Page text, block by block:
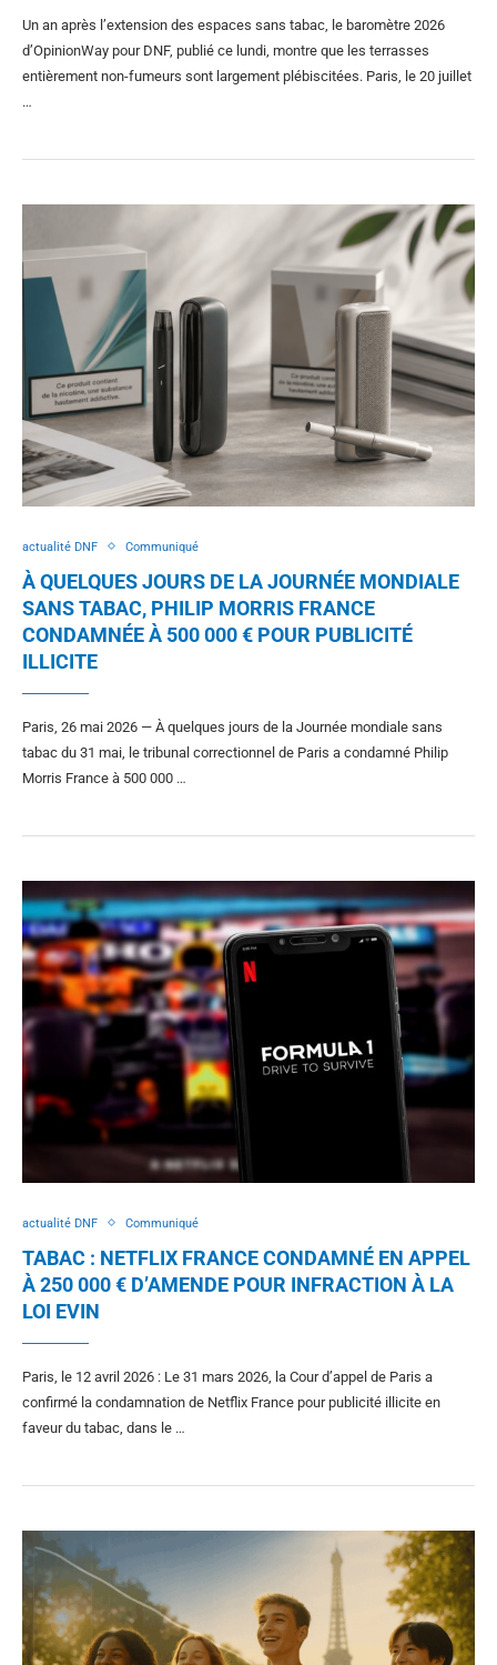
Un an après l’extension des espaces sans tabac, le baromètre 2026
d’OpinionWay pour DNF, publié ce lundi, montre que les terrasses
entièrement non-fumeurs sont largement plébiscitées. Paris, le 20 juillet
…
actualité DNF Communiqué
À QUELQUES JOURS DE LA JOURNÉE MONDIALE
SANS TABAC, PHILIP MORRIS FRANCE
CONDAMNÉE À 500 000 € POUR PUBLICITÉ
ILLICITE
Paris, 26 mai 2026 — À quelques jours de la Journée mondiale sans
tabac du 31 mai, le tribunal correctionnel de Paris a condamné Philip
Morris France à 500 000 …
actualité DNF Communiqué
TABAC : NETFLIX FRANCE CONDAMNÉ EN APPEL
À 250 000 € D’AMENDE POUR INFRACTION À LA
LOI EVIN
Paris, le 12 avril 2026 : Le 31 mars 2026, la Cour d’appel de Paris a
confirmé la condamnation de Netflix France pour publicité illicite en
faveur du tabac, dans le …